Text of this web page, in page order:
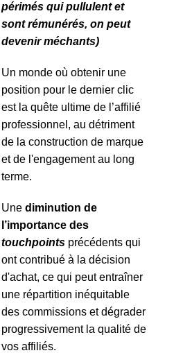
périmés qui pullulent et
sont rémunérés, on peut
devenir méchants)
Un monde où obtenir une
position pour le dernier clic
est la quête ultime de l’affilié
professionnel, au détriment
de la construction de marque
et de l'engagement au long
terme.
Une diminution de
l’importance des
touchpointsprécédents qui
ont contribué à la décision
d'achat, ce qui peut entraîner
une répartition inéquitable
des commissions et dégrader
progressivement la qualité de
vos affiliés.